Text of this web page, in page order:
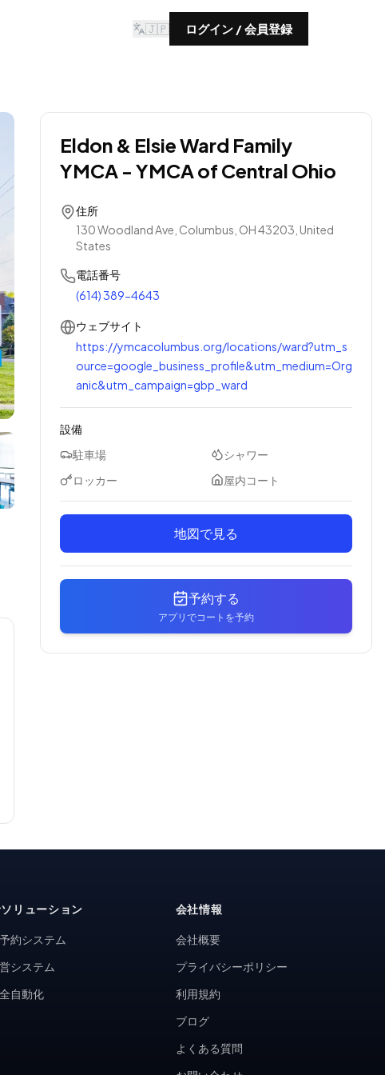
🇯🇵 ログイン / 会員登録
Eldon & Elsie Ward Family
YMCA - YMCA of Central Ohio
住所
130 Woodland Ave, Columbus, OH 43203, United
States
電話番号
(614) 389-4643
ウェブサイト
https://ymcacolumbus.org/locations/ward?utm_s
ource=google_business_profile&utm_medium=Org
anic&utm_campaign=gbp_ward
設備
駐車場
シャワー
ロッカー
屋内コート
地図で見る
予約する
アプリでコートを予約
リューション
約システム
システム
自動化
会社情報
会社概要
プライバシーポリシー
利用規約
ブログ
よくある質問